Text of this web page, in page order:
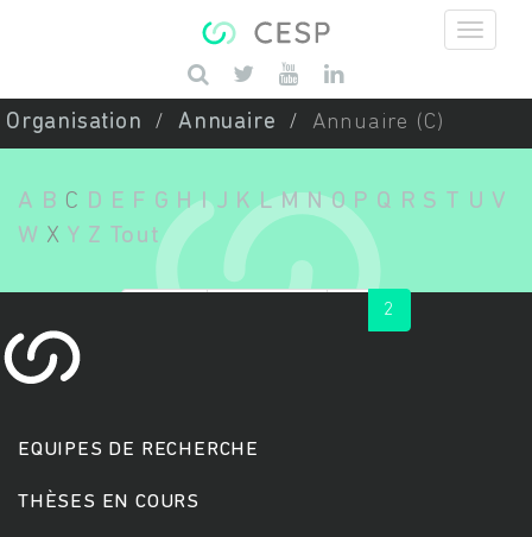
Saisissez vos mots-clés
Organisation Annuaire Annuaire (C)
A B C D E F G H I J K L M N O P Q R S T U V
W X Y Z Tout
2
EQUIPES DE RECHERCHE
THÈSES EN COURS